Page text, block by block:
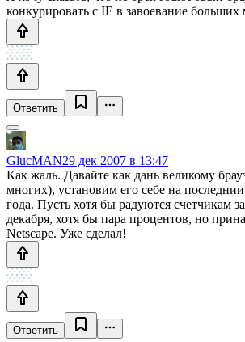
конкурировать с IE в завоевание больших
Ответить
GlucMAN29 дек 2007 в 13:47
Как жаль. Давайте как дань великому
многих), установим его себе на
года. Пусть хотя бы радуются счетчикам
декабря, хотя бы пара процентов, но
Netscape. Уже сделал!
Ответить